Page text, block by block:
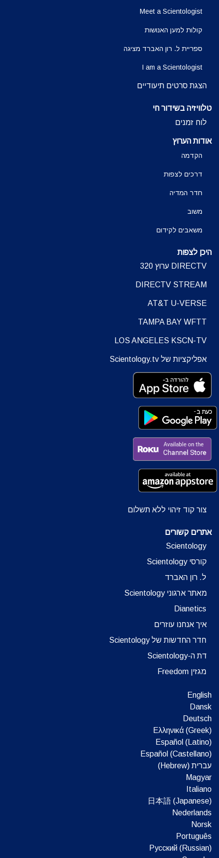
Meet a Scientologist
קולות למען האנושות
ספריית ל. רון האברד מציגה
I am a Scientologist
הצגת סרטים תיעודיים
טלוויזיה בשידור חי
לוח זמנים
אודות הערוץ
הקדמה
דרכים לצפות
חדר המדיה
משוב
משאבים לקידום
היכן לצפות
DIRECTV ערוץ 320
DIRECTV STREAM
AT&T U-VERSE
TAMPA BAY WFTT
LOS ANGELES KSCN-TV
אפליקציות של Scientology.tv
צור קוד זיהוי ללא תשלום
אתרים קשורים
Scientology
קורסי Scientology
ל. רון האברד
מאתר ארגוני Scientology
Dianetics
איך אנחנו עוזרים
חדר החדשות של Scientology
דת ה-Scientology
מגזין Freedom
English
Dansk
Deutsch
Ελληνικά (Greek)
Español (Latino)
Español (Castellano)
עברית (Hebrew)‏
Magyar
Italiano
日本語 (Japanese)
Nederlands
Norsk
Português
Русский (Russian)